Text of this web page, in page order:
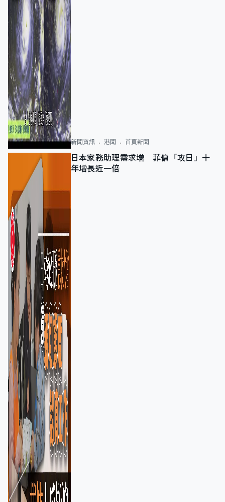
新聞資訊 港聞 首頁新聞
日本家務助理需求增 菲傭「攻日」十
年增長近一倍